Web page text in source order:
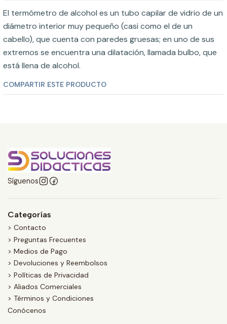
El termómetro de alcohol es un tubo capilar de vidrio de un
diámetro interior muy pequeño (casi como el de un
cabello), que cuenta con paredes gruesas; en uno de sus
extremos se encuentra una dilatación, llamada bulbo, que
está llena de alcohol.
COMPARTIR ESTE PRODUCTO
Síguenos
Categorías
> Contacto
> Preguntas Frecuentes
> Medios de Pago
> Devoluciones y Reembolsos
> Políticas de Privacidad
> Aliados Comerciales
> Términos y Condiciones
Conócenos